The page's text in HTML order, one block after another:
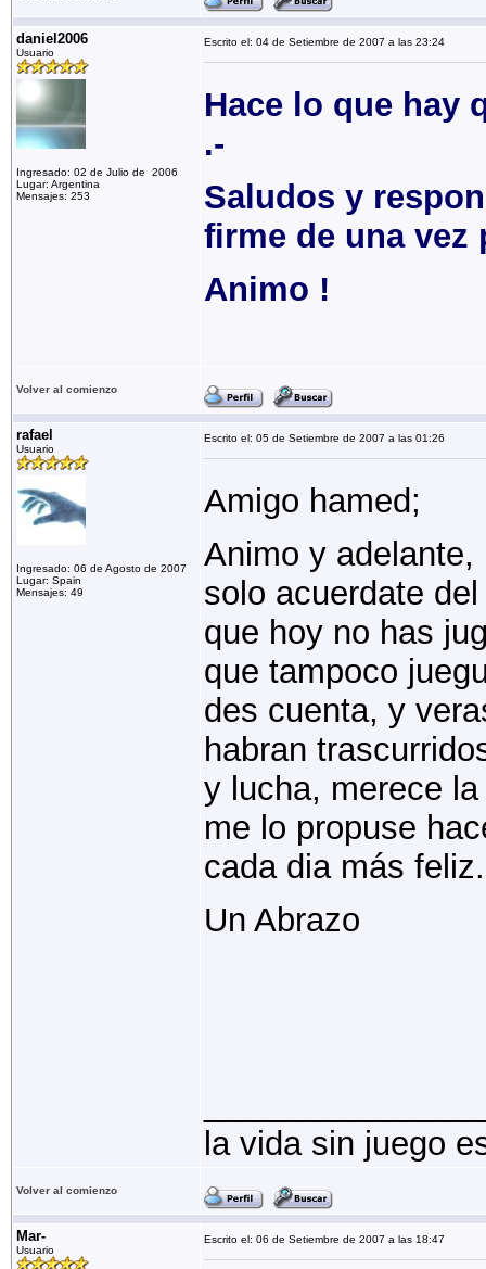
daniel2006
Usuario
Ingresado: 02 de Julio de 2006
Lugar: Argentina
Mensajes: 253
Escrito el: 04 de Setiembre de 2007 a las 23:24
Hace lo que hay
.-
Saludos y
firme de una vez
Animo !
Volver al comienzo
rafael
Usuario
Ingresado: 06 de Agosto de 2007
Lugar: Spain
Mensajes: 49
Escrito el: 05 de Setiembre de 2007 a las 01:26
Amigo hamed;
Animo y
solo acuerdate
que hoy no has
que tampoco
des cuenta, y
habran
y lucha, merece
me lo propuse
cada dia más feliz.
Un Abrazo
la vida sin juego
Volver al comienzo
Mar-
Usuario
Escrito el: 06 de Setiembre de 2007 a las 18:47